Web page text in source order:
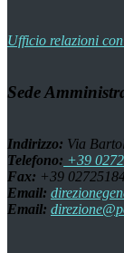
Ufficio relazioni
Sede
Indirizzo: Via
Telefono: +39
Fax: +39
Email:
Email: